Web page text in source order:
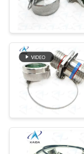
UN DEVIS
PLAN
DU
SITE
POLITIQUE
EN
MATIÈRE